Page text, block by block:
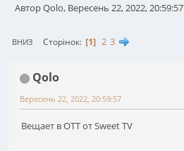
Автор Qolo, Вересень 22, 2022, 20:59:57
ВНИЗ Сторінок 1 2 3
Qolo
Вересень 22, 2022, 20:59:57
Вещает в OTT от Sweet TV